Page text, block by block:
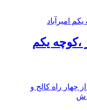
،کوچه یکم